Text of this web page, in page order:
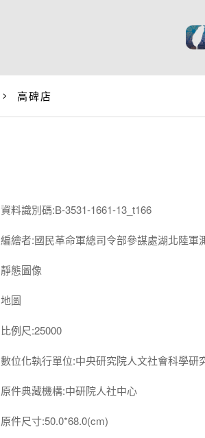
高碑店
資料識別碼:B-3531-1661-13_t166
編繪者:國民革命軍總司令部參謀處湖北陸軍
靜態圖像
地圖
比例尺:25000
數位化執行單位:中央研究院人文社會科學研
原件典藏機構:中研院人社中心
原件尺寸:50.0*68.0(cm)